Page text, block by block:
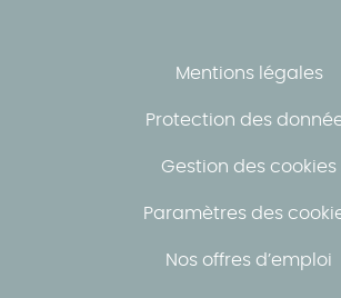
Mentions légales
Protection des
Gestion des cookies
Paramètres des
Nos offres d’emploi